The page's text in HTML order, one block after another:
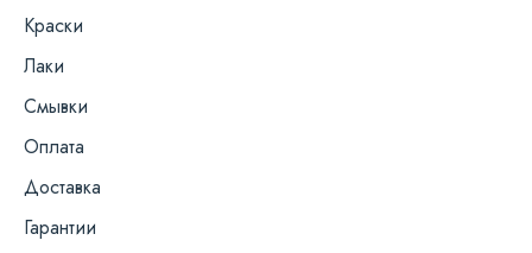
Краски
Лаки
Смывки
Оплата
Доставка
Гарантии